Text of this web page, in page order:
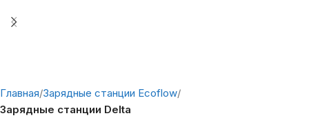
Главная Зарядные станции Ecoflow
Зарядные станции Delta